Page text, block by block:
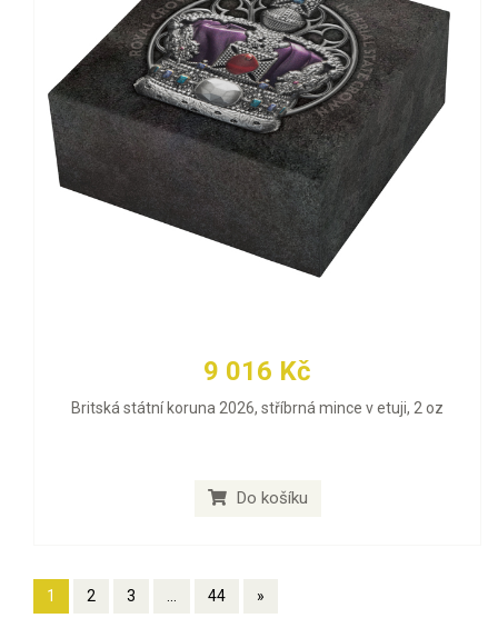
9 016 Kč
Britská státní koruna 2026, stříbrná mince v etuji, 2 oz
Do košíku
1 2 3 ... 44 »